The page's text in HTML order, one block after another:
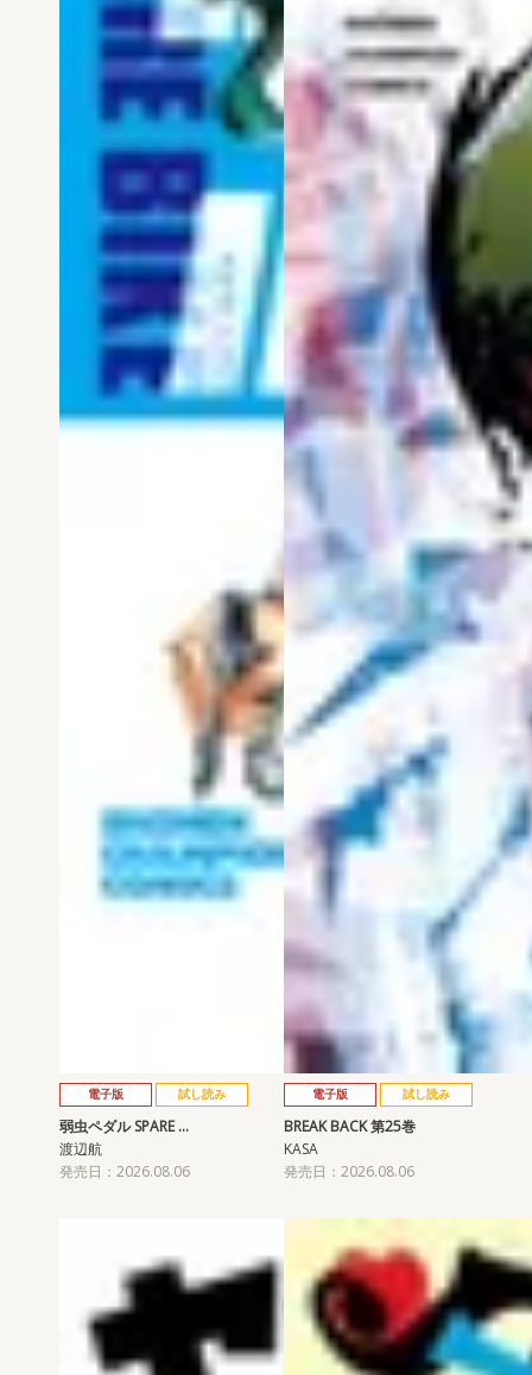
電子版 試し読み
弱虫ペダル SPARE …
渡辺航
発売日：2026.08.06
電子版 試し読み
BREAK BACK 第25巻
KASA
発売日：2026.08.06